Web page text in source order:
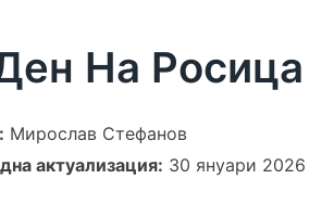
На Росица
Мирослав Стефанов
актуализация: 30 януари 2026